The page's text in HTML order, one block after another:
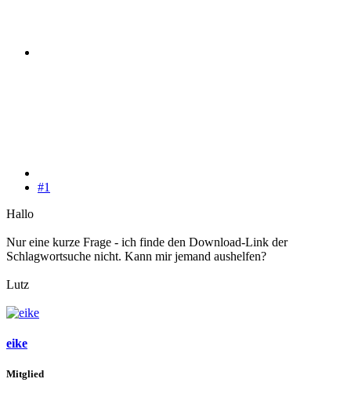
#1
Hallo
Nur eine kurze Frage - ich finde den Download-Link der
Schlagwortsuche nicht. Kann mir jemand aushelfen?
Lutz
eike
Mitglied